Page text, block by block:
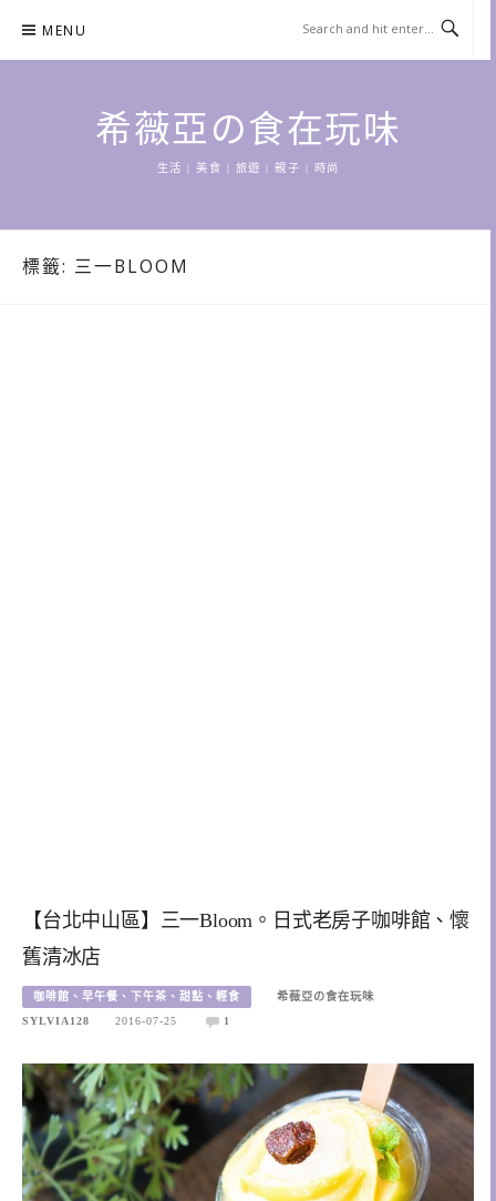
content
MENU
希薇亞の食在玩味
生活 | 美食 | 旅遊 | 親子 | 時尚
標籤: 三一BLOOM
【台北中山區】三一Bloom。日式老房子咖啡館、懷
舊清冰店
咖啡館、早午餐、下午茶、甜點、輕食
希薇亞の食在玩味
SYLVIA128
2016-07-25 1